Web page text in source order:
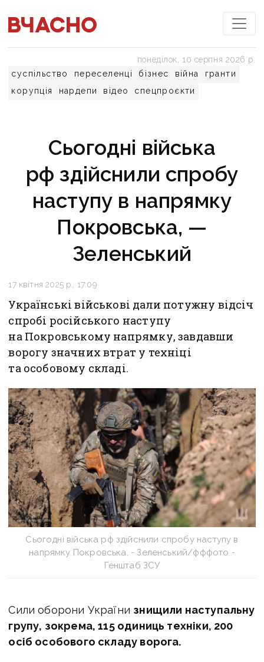
суспільство переселенці бізнес війна
гранти
корупція
нардепи відео спецпроєкти
понеділок, 10 серпня 2026 р.
Сьогодні війська
рф здійснили спробу
наступу в напрямку
Покровська, —
Зеленський
17 квітня 2025 р., 17:09
Українські військові дали потужну відсіч
спробі російського наступу
на Покровському напрямку, завдавши
ворогу значних втрат у техніці
та особовому складі.
Сьогодні війська рф здійснили спробу наступу в
напрямку Покровська, - Зеленський/фффото -
Генштаб ЗСУ
Сили оборони України знищили наступальну
групу, зокрема, 115 одиниць техніки, 200
осіб особового складу ворога.